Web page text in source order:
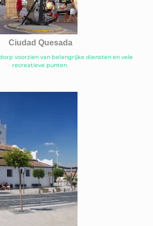
Ciudad Quesada
voorzien van belangrijke diensten en vele
recreatieve punten.